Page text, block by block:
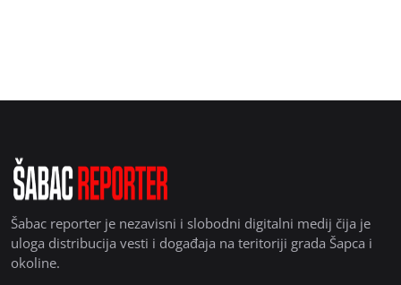
Šabac reporter je nezavisni i slobodni digitalni medij čija je
uloga distribucija vesti i događaja na teritoriji grada Šapca i
okoline.